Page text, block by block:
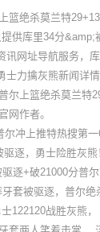
篮绝杀莫兰特
供库里34分&amp;
讯网址导航服务，
士力擒灰熊新闻详
尔上篮绝杀莫兰特
网作者。
冲上推特热搜第
逐，勇士险胜灰
逐+破21000分普
套被驱逐，普尔绝
122120战胜灰熊